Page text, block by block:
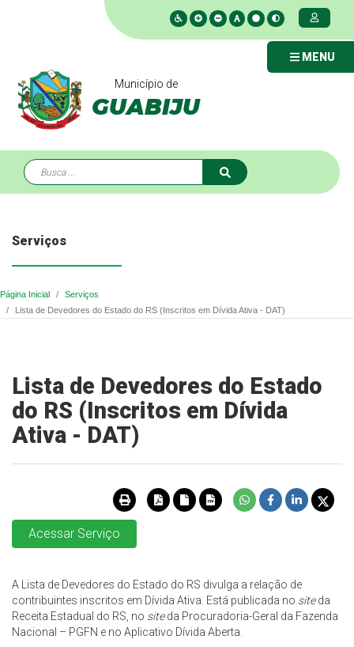
Município de
GUABIJU
MENU
Serviços
Página Inicial
Serviços
Lista de Devedores do Estado do RS (Inscritos em Dívida Ativa - DAT)
Lista de Devedores do Estado
do RS (Inscritos em Dívida
Ativa - DAT)
Acessar Serviço
A Lista de Devedores do Estado do RS divulga a relação de
contribuintes inscritos em Dívida Ativa. Está publicada no siteda
Receita Estadual do RS, no siteda Procuradoria-Geral da Fazenda
Nacional – PGFN e no Aplicativo Dívida Aberta.